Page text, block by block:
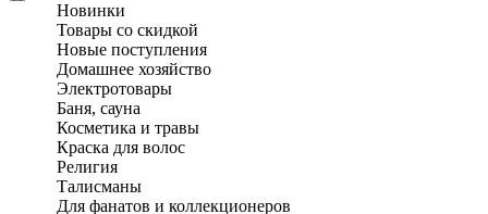
Новинки
Товары со скидкой
Новые поступления
Домашнее хозяйство
Электротовары
Баня, сауна
Косметика и травы
Краска для волос
Религия
Талисманы
Для фанатов и коллекционеров